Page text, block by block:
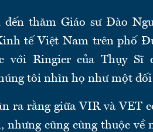
thăm Giáo sư Đào
tế Việt Nam trên phố
với Ringier của Thụy Sĩ
tôi nhìn họ như một
ra rằng giữa VIR và VET
nhưng cũng cùng thuộc về